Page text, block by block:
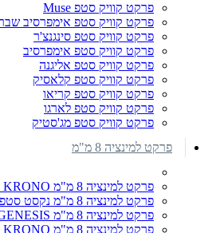
פרקט קוויק סטפ Muse
פרקט קוויק סטפ אימפרסיב
פרקט קוויק סטפ סינגנצ'ר
פרקט קוויק סטפ אימפרסיב
פרקט קוויק סטפ אליגנה
פרקט קוויק סטפ קלאסיק
פרקט קוויק סטפ קריאו
פרקט קוויק סטפ לארגו
פרקט קוויק סטפ מג'סטיק
פרקט למינציה 8 מ"מ
פרקט למינציה 8 מ"מ SWISS KRONO
פרקט למינציה 8 מ"מ נקסט סטפ
פרקט למינציה 8 מ"מ GENESIS
פרקט למינציה 8 מ"מ SWISS KRONO רחב